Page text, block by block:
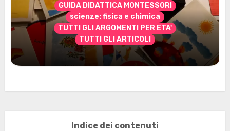
GUIDA DIDATTICA MONTESSORI
scienze: fisica e chimica
TUTTI GLI ARGOMENTI PER ETA'
TUTTI GLI ARTICOLI
Marzo 2026: nuovi materiali stampabili
per gli abbonati
Indice dei contenuti